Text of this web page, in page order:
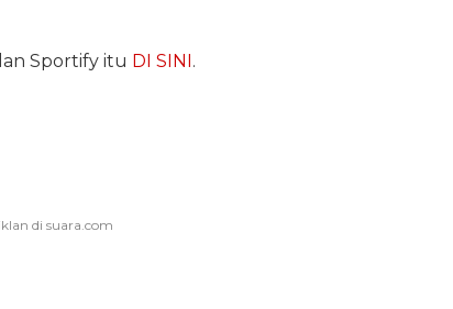
Sportify itu DI SINI.